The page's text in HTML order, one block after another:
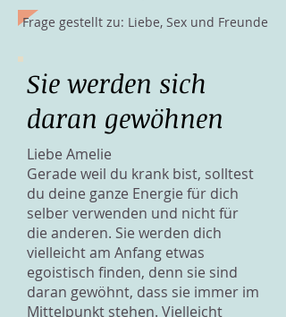
Frage gestellt zu: Liebe, Sex und Freunde
Sie werden sich
daran gewöhnen
Liebe Amelie
Gerade weil du krank bist, solltest
du deine ganze Energie für dich
selber verwenden und nicht für
die anderen. Sie werden dich
vielleicht am Anfang etwas
egoistisch finden, denn sie sind
daran gewöhnt, dass sie immer im
Mittelpunkt stehen. Vielleicht